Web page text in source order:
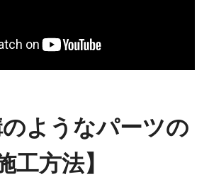
のようなパーツの
工方法】